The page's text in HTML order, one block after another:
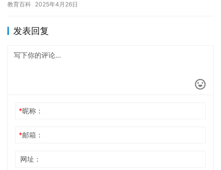
脱网…
教育百科 2025年4月26日
发表回复
*昵称：
*邮箱：
网址：